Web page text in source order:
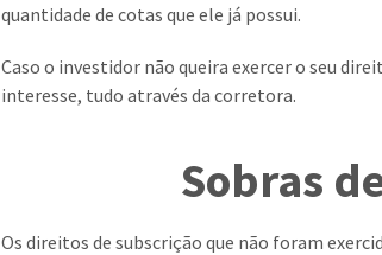
quantidade de cotas que ele já possui.
Caso o investidor não queira exercer o seu
interesse, tudo através da corretora.
Sobras
Os direitos de subscrição que não foram